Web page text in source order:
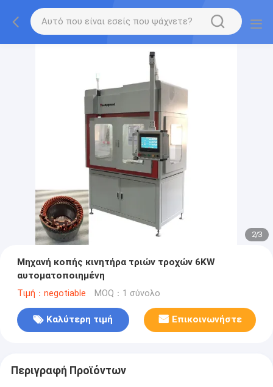
2/3
Μηχανή κοπής κινητήρα τριών τροχών 6KW
αυτοματοποιημένη
Τιμή：negotiable MOQ：1 σύνολο
Καλύτερη τιμή Επικοινωνήστε
Περιγραφή Προϊόντων